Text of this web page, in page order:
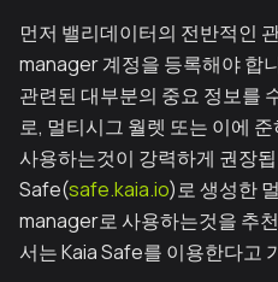
먼저 밸리데이터의 전반적인
manager 계정을 등록해야 합
관련된 대부분의 중요 정보를
로, 멀티시그 월렛 또는 이에
사용하는것이 강력하게 권장
Safe(safe.kaia.io)로 생성한
manager로 사용하는것을 추
서는 Kaia Safe를 이용한다고